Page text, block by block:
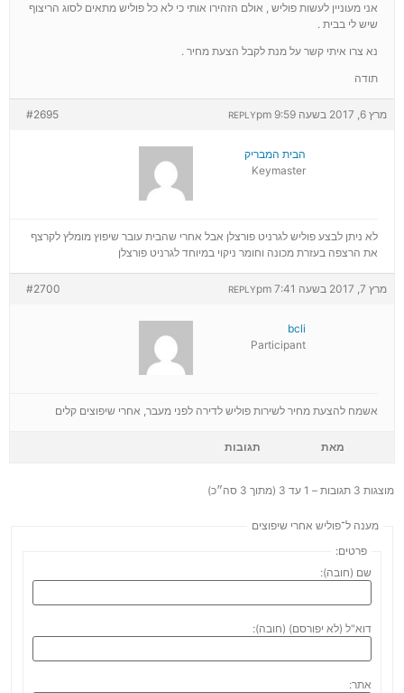
אני מעוניין לעשות פוליש , אולם הזהירו אותי כי לא כל פוליש מתאים לסוג הריצוף
שיש לי בבית .
נא צרו איתי קשר על מנת לקבל הצעת מחיר .
תודה
מרץ 6, 2017 בשעה 9:59 pm #2695 REPLY
הבית המבריק
Keymaster
לא ניתן לבצע פוליש לגרניט פורצלן אבל אחרי שהבית עובר שיפוץ מומלץ לקרצף
את הרצפה בעזרת מכונה וחומר ניקוי במיוחד לגרניט פורצלן
מרץ 7, 2017 בשעה 7:41 pm #2700 REPLY
bcli
Participant
אשמח להצעת מחיר לשירות פוליש לדירה לפני מעבר, אחרי שיפוצים קלים
מאת תגובות
מוצגות 3 תגובות – 1 עד 3 (מתוך 3 סה״כ)
מענה ל־פוליש אחרי שיפוצים
פרטים:
שם (חובה):
דוא"ל (לא יפורסם) (חובה):
אתר: